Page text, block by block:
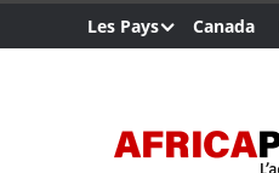
Les Pays Canada